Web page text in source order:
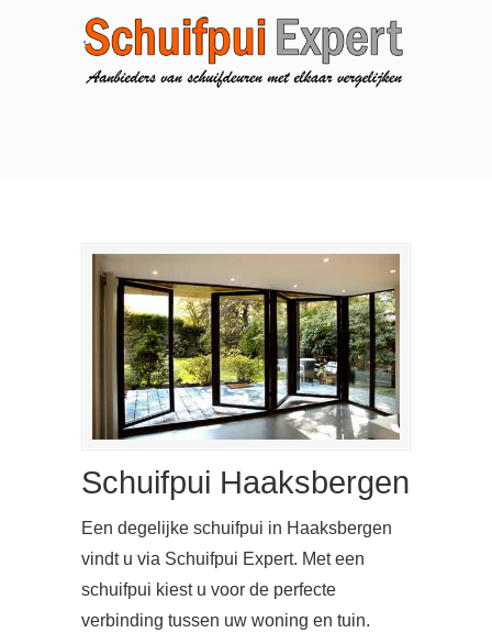
Schuifpui Haaksbergen
Een degelijke schuifpui in Haaksbergen
vindt u via Schuifpui Expert. Met een
schuifpui kiest u voor de perfecte
verbinding tussen uw woning en tuin.